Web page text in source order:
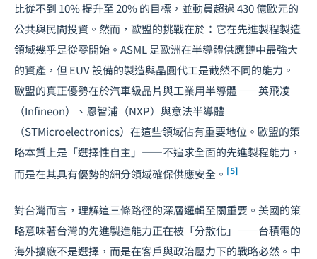
比從不到 10% 提升至 20% 的目標，並動員超過 430 億歐元的
公共與民間投資。然而，歐盟的挑戰在於：它在先進製程製造
領域幾乎是從零開始。ASML 是歐洲在半導體供應鏈中最強大
的資產，但 EUV 設備的製造與晶圓代工是截然不同的能力。
歐盟的真正優勢在於汽車級晶片與工業用半導體——英飛凌
（Infineon）、恩智浦（NXP）與意法半導體
（STMicroelectronics）在這些領域佔有重要地位。歐盟的策
略本質上是「選擇性自主」——不追求全面的先進製程能力，
而是在其具有優勢的細分領域確保供應安全。 [5]
對台灣而言，理解這三條路徑的深層邏輯至關重要。美國的策
略意味著台灣的先進製造能力正在被「分散化」——台積電的
海外擴廠不是選擇，而是在客戶與政治壓力下的戰略必然。中